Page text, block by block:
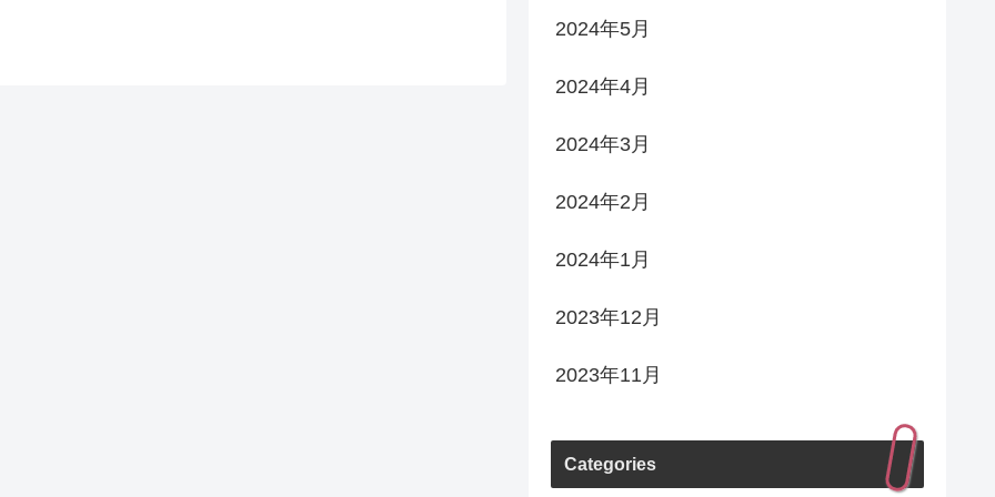
2024年5月
2024年4月
2024年3月
2024年2月
2024年1月
2023年12月
2023年11月
Categories